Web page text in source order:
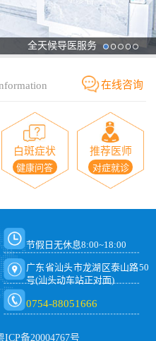
全天候导医服务
在线咨询
白斑症状
健康问答
推荐医师
对症就诊
节假日无休息8:00~18:00
广东省汕头市龙湖区泰山路50
号(汕头动车站正对面)
0754-88051666
备20004767号